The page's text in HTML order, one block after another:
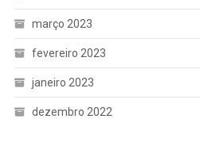
março 2023
fevereiro 2023
janeiro 2023
dezembro 2022